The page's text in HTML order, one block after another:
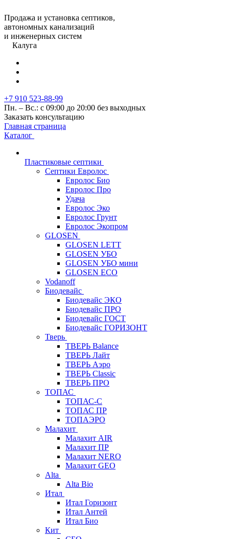
Продажа и установка септиков,
автономных канализаций
и инженерных систем
Калуга
+7 910 523-88-99
Пн. – Вс.: с 09:00 до 20:00 без выходных
Заказать консультацию
Главная страница
Каталог
Пластиковые септики
Септики Евролос
Евролос Био
Евролос Про
Удача
Евролос Эко
Евролос Грунт
Евролос Экопром
GLOSEN
GLOSEN LETT
GLOSEN УБО
GLOSEN УБО мини
GLOSEN ECO
Vodanoff
Биодевайс
Биодевайс ЭКО
Биодевайс ПРО
Биодевайс ГОСТ
Биодевайс ГОРИЗОНТ
Тверь
ТВЕРЬ Balance
ТВЕРЬ Лайт
ТВЕРЬ Аэро
ТВЕРЬ Classic
ТВЕРЬ ПРО
ТОПАС
ТОПАС-С
ТОПАС ПР
ТОПАЭРО
Малахит
Малахит AIR
Малахит ПР
Малахит NERO
Малахит GEO
Alta
Alta Bio
Итал
Итал Горизонт
Итал Антей
Итал Био
Кит